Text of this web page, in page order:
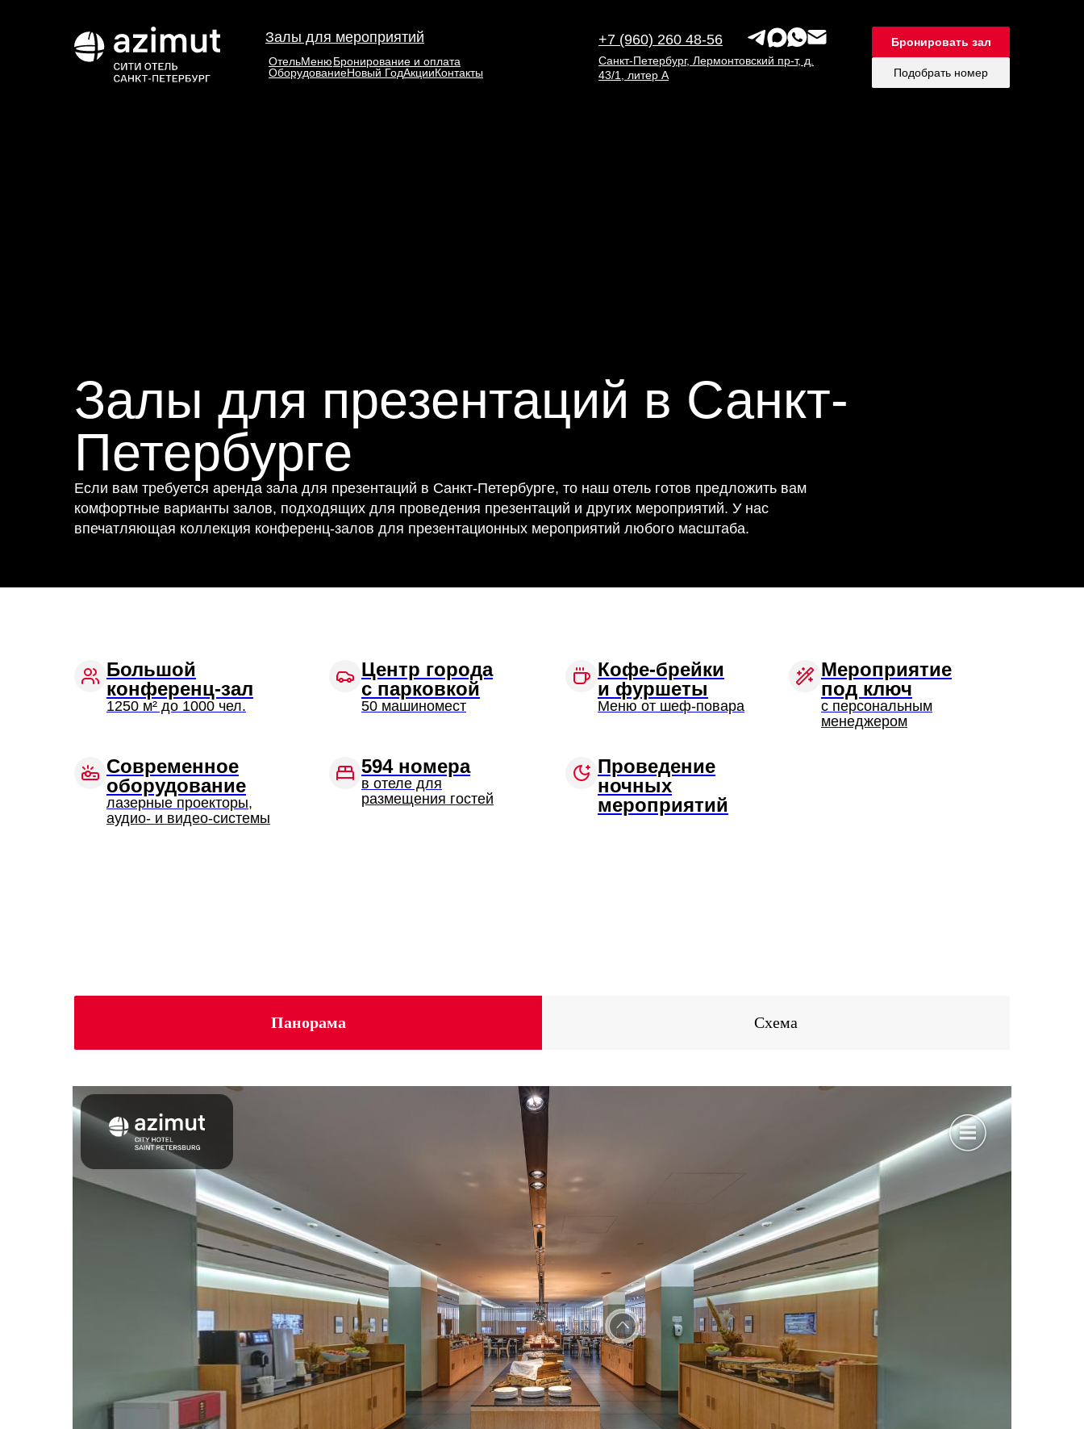
Санкт-Петербург, Лермонтовский пр-т, д.
43/1, литер А
ОтельМенюБронирование и оплата
ОборудованиеНовый ГодАкцииКонтакты
Бронировать зал
Подобрать номер
+7 (960) 260 48-56
Залы для мероприятий
Залы для презентаций в Санкт-
Петербурге
Если вам требуется аренда зала для презентаций в Санкт-Петербурге, то наш отель готов предложить вам
комфортные варианты залов, подходящих для проведения презентаций и других мероприятий. У нас
впечатляющая коллекция конференц-залов для презентационных мероприятий любого масштаба.
Проведение
ночных
мероприятий
Мероприятие
под ключ
с персональным
менеджером
594 номера
в отеле для
размещения гостей
Большой
конференц-зал
1250 м² до 1000 чел.
Современное
оборудование
лазерные проекторы,
аудио- и видео-системы
Кофе-брейки
и фуршеты
Меню от шеф-повара
Центр города
с парковкой
50 машиномест
Панорама Схема